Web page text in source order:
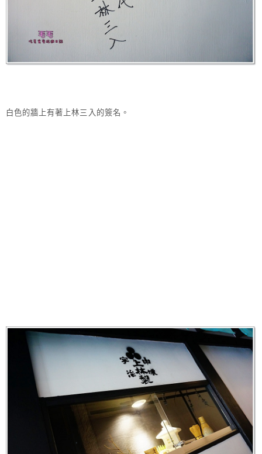
白色的牆上有著上林三入的簽名。